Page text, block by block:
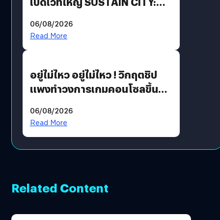
แนวทางปรับตัวสู่เศรษฐกิจสี
06/08/2026
Read More
อยู่ไม่ไหว อยู่ไม่ไหว ! วิกฤตชิป
แพงทำวงการเกมคอนโซลขึ้น
?
06/08/2026
Read More
Related Content